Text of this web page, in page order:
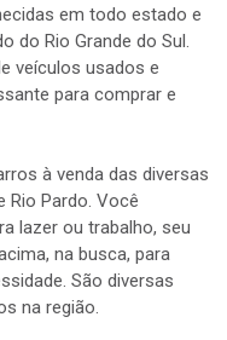
em todo estado e
do Rio Grande do Sul.
veículos usados e
para comprar e
à venda das diversas
Rio Pardo. Você
lazer ou trabalho, seu
na busca, para
São diversas
na região.